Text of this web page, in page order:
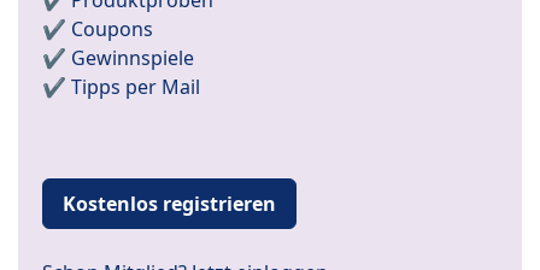
✔️ Coupons
✔️ Gewinnspiele
✔️ Tipps per Mail
Kostenlos registrieren